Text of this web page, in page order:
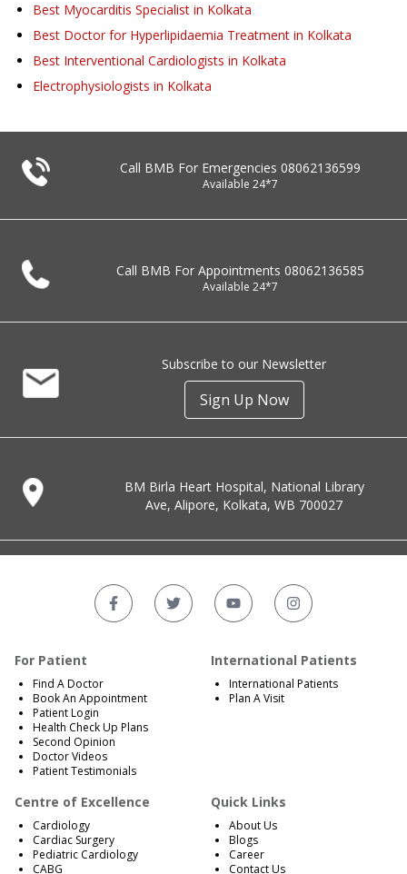
Best Myocarditis Specialist in Kolkata
Best Doctor for Hyperlipidaemia Treatment in Kolkata
Best Interventional Cardiologists in Kolkata
Electrophysiologists in Kolkata
Call BMB For Emergencies 08062136599
Available 24*7
Call BMB For Appointments 08062136585
Available 24*7
Subscribe to our Newsletter
Sign Up Now
BM Birla Heart Hospital, National Library
Ave, Alipore, Kolkata, WB 700027
For Patient
Find A Doctor
Book An Appointment
Patient Login
Health Check Up Plans
Second Opinion
Doctor Videos
Patient Testimonials
International Patients
International Patients
Plan A Visit
Centre of Excellence
Cardiology
Cardiac Surgery
Pediatric Cardiology
CABG
Quick Links
About Us
Blogs
Career
Contact Us